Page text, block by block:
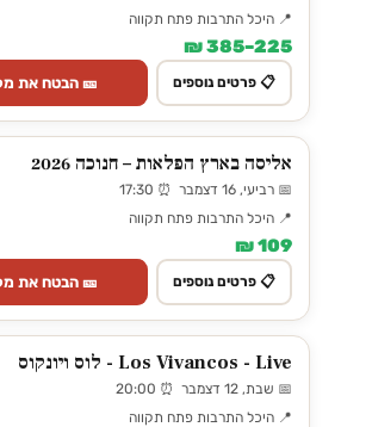
📍 היכל התרבות פתח תקווה
225–385 ₪
📋 פרטים נוספים 🎫 הבטח את
אליסה בארץ הפלאות – חנוכה 2026
📅 רביעי, 16 דצמבר ⏰ 17:30
📍 היכל התרבות פתח תקווה
109 ₪
📋 פרטים נוספים 🎫 הבטח את
Los Vivancos - Live - לוס ויונקוס
📅 שבת, 12 דצמבר ⏰ 20:00
📍 היכל התרבות פתח תקווה